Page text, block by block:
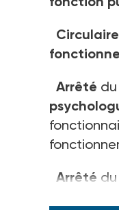
Circulaire
Arrêté
Arrêté